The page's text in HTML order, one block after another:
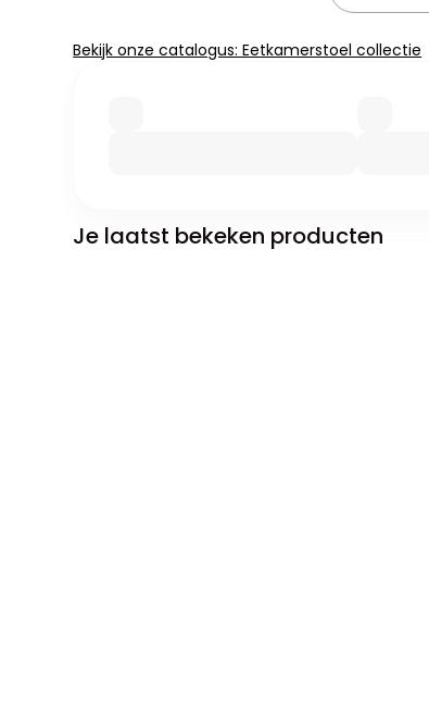
Bekijk onze catalogus: Eetkamerstoel collectie
Je laatst bekeken producten